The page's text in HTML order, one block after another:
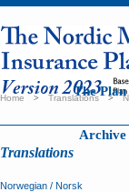
The Plan
Archive
Home > Translations >
Translations
Norwegian / Norsk